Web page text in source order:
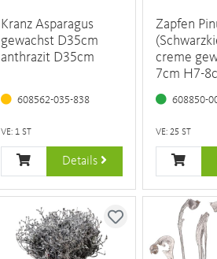
Kranz Asparagus
gewachst D35cm
anthrazit D35cm
608562-035-838
VE: 1 ST
Details
Zapfen
creme
7cm H7-
608850-
VE: 25 ST